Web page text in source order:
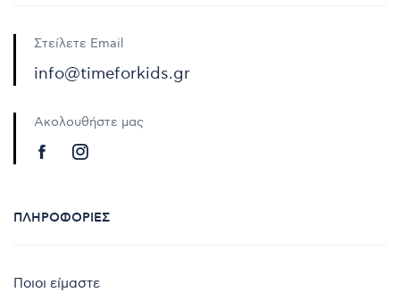
Στείλετε Email
info@timeforkids.gr
Ακολουθήστε μας
ΠΛΗΡΟΦΟΡΊΕΣ
Ποιοι είμαστε